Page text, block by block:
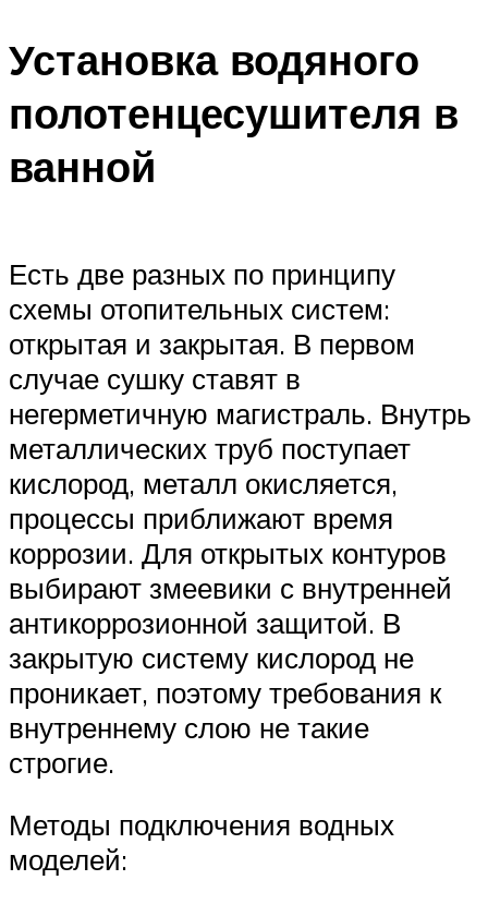
Установка водяного
полотенцесушителя в
ванной
Есть две разных по принципу
схемы отопительных систем:
открытая и закрытая. В первом
случае сушку ставят в
негерметичную магистраль. Внутрь
металлических труб поступает
кислород, металл окисляется,
процессы приближают время
коррозии. Для открытых контуров
выбирают змеевики с внутренней
антикоррозионной защитой. В
закрытую систему кислород не
проникает, поэтому требования к
внутреннему слою не такие
строгие.
Методы подключения водных
моделей: